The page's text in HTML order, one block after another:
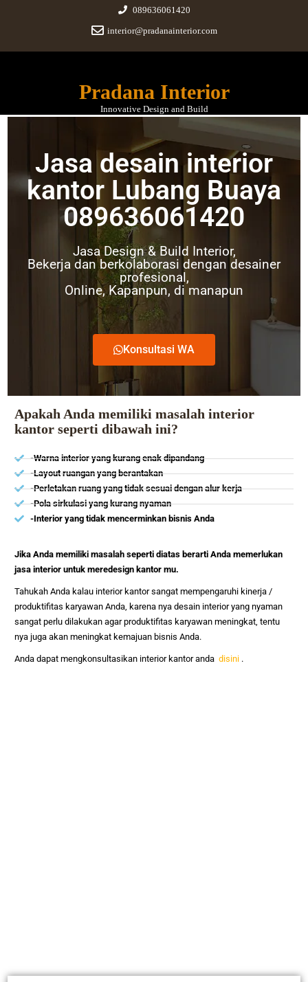
089636061420
interior@pradanainterior.com
Pradana Interior
Innovative Design and Build
Jasa desain interior kantor
Lubang Buaya
No Comments
Jasa desain interior
kantor Lubang Buaya
089636061420
Jasa Design & Build Interior,
Bekerja dan berkolaborasi dengan desainer
profesional,
Online, Kapanpun, di manapun
Konsultasi WA
Apakah Anda memiliki masalah interior
kantor seperti dibawah ini?
-Warna interior yang kurang enak dipandang
-Layout ruangan yang berantakan
-Perletakan ruang yang tidak sesuai dengan alur kerja
-Pola sirkulasi yang kurang nyaman
-Interior yang tidak mencerminkan bisnis Anda
Jika Anda memiliki masalah seperti diatas berarti Anda memerlukan
jasa interior untuk meredesign kantor mu.
Tahukah Anda kalau interior kantor sangat mempengaruhi kinerja /
produktifitas karyawan Anda, karena nya desain interior yang nyaman
sangat perlu dilakukan agar produktifitas karyawan meningkat, tentu
nya juga akan meningkat kemajuan bisnis Anda.
Anda dapat mengkonsultasikan interior kantor andadisini .